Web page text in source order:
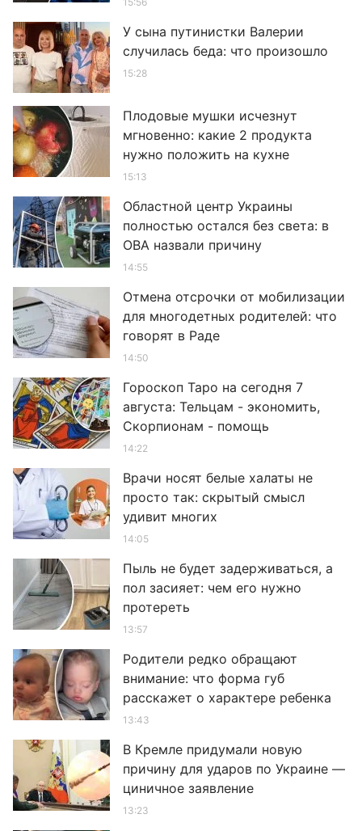
У сына путинистки Валерии
случилась беда: что произошло
15:28
Плодовые мушки исчезнут
мгновенно: какие 2 продукта
нужно положить на кухне
15:13
Областной центр Украины
полностью остался без света: в
ОВА назвали причину
14:55
Отмена отсрочки от мобилизации
для многодетных родителей: что
говорят в Раде
14:50
Гороскоп Таро на сегодня 7
августа: Тельцам - экономить,
Скорпионам - помощь
14:22
Врачи носят белые халаты не
просто так: скрытый смысл
удивит многих
14:05
Пыль не будет задерживаться, а
пол засияет: чем его нужно
протереть
13:57
Родители редко обращают
внимание: что форма губ
расскажет о характере ребенка
13:43
В Кремле придумали новую
причину для ударов по Украине —
циничное заявление
13:23